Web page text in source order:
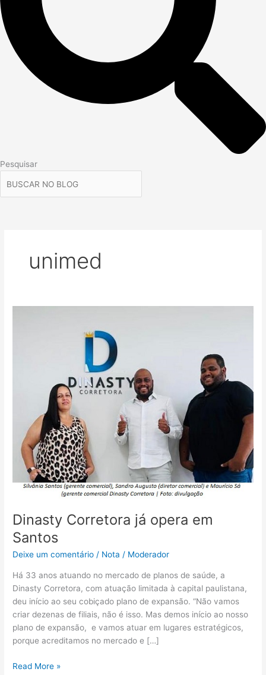
Pesquisar
unimed
Dinasty Corretora já opera em
Santos
Deixe um comentário / Nota / Moderador
Há 33 anos atuando no mercado de planos de saúde, a
Dinasty Corretora, com atuação limitada à capital paulistana,
deu início ao seu cobiçado plano de expansão. “Não vamos
criar dezenas de filiais, não é isso. Mas demos início ao nosso
plano de expansão, e vamos atuar em lugares estratégicos,
porque acreditamos no mercado e […]
Read More »